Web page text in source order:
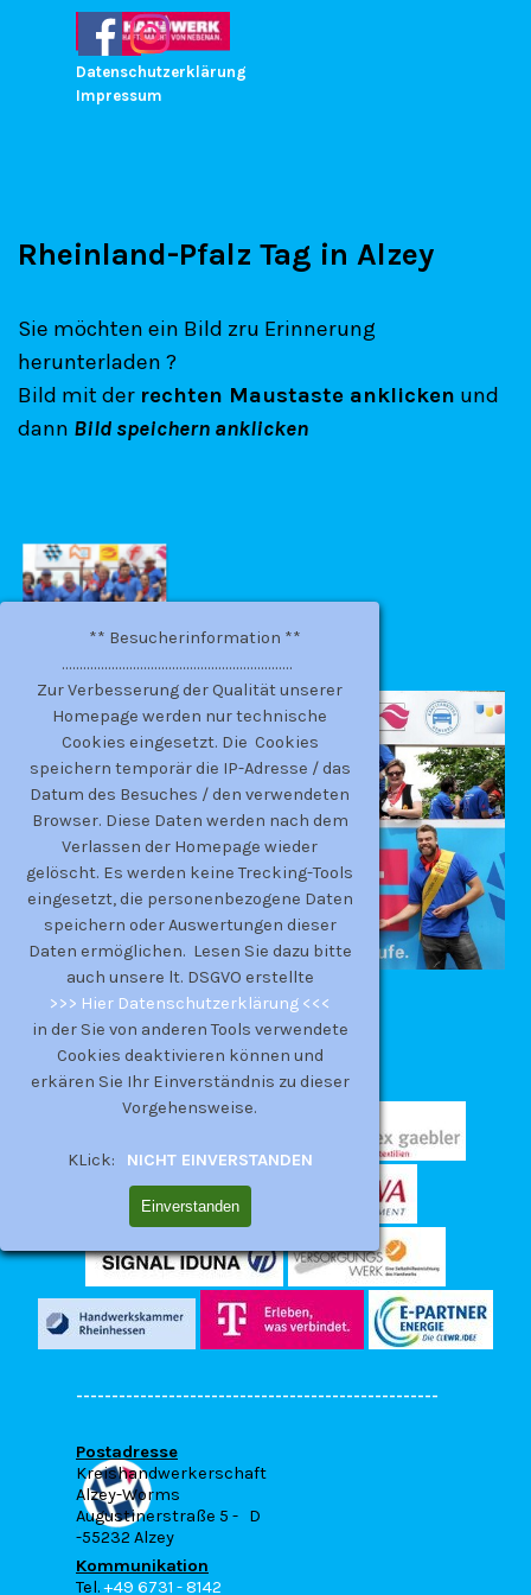
** Besucherinformation **
.................................................................
Zur Verbesserung der Qualität unserer
Homepage werden nur technische
Cookies eingesetzt. Die Cookies
speichern temporär die IP-Adresse / das
Datum des Besuches / den verwendeten
Browser. Diese Daten werden nach dem
Verlassen der Homepage wieder
gelöscht. Es werden keine Trecking-Tools
eingesetzt, die personenbezogene Daten
speichern oder Auswertungen dieser
Daten ermöglichen. Lesen Sie dazu bitte
auch unsere lt. DSGVO erstellte
>>> Hier Datenschutzerklärung <<<
in der Sie von anderen Tools verwendete
Cookies deaktivieren können und
erkären Sie Ihr Einverständnis zu dieser
Vorgehensweise.
KLick: NICHT EINVERSTANDEN
Einverstanden
Direkt zum Seiteninhalt
Menü überspringen
Datenschutzerklärung
Impressum
Rheinland-Pfalz Tag in Alzey
Sie möchten ein Bild zru Erinnerung
herunterladen ?
Bild mit der rechten Maustaste anklicken und
dann Bild speichern anklicken
---------------------------------------------------
---------------------------------------------------
---------------------------------------------------
-------------------------------
Kommunikation
Tel.+49 6731 - 8142
Postadresse
Kreishandwerkerschaft
Alzey-Worms
Augustinerstraße 5 - D
-55232 Alzey